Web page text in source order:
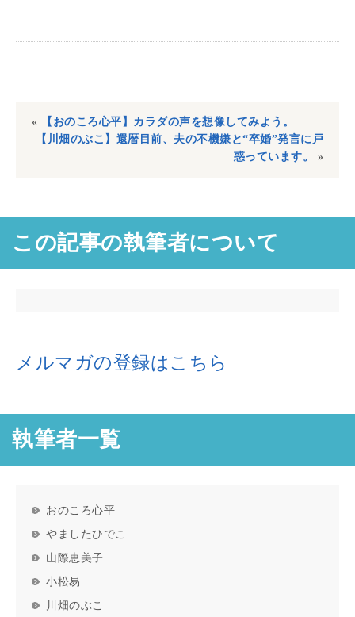
«
【おのころ心平】カラダの声を想像してみよう。
【川畑のぶこ】還暦目前、夫の不機嫌と“卒婚”発言に戸
惑っています。
»
この記事の執筆者について
メルマガの登録はこちら
執筆者一覧
おのころ心平
やましたひでこ
山際恵美子
小松易
川畑のぶこ